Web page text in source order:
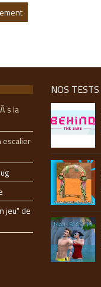
la
escalier
jeu" de
NOS TESTS